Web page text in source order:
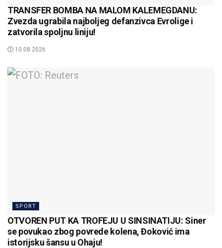
TRANSFER BOMBA NA MALOM KALEMEGDANU:
Zvezda ugrabila najboljeg defanzivca Evrolige i
zatvorila spoljnu liniju!
10.08.2026
SPORT
OTVOREN PUT KA TROFEJU U SINSINATIJU: Siner
se povukao zbog povrede kolena, Đoković ima
istorijsku šansu u Ohaju!